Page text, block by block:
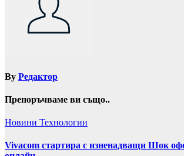
By Редактор
Препоръчваме ви също..
Новини Технологии
Vivacom стартира с изненадващи Шок